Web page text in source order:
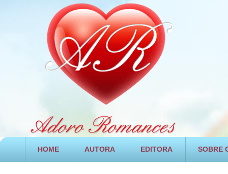
HOME AUTORA EDITORA SOBRE